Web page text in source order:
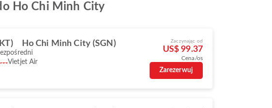
Ho Chi Minh City
Ho Chi Minh City (SGN)
Vietjet Air
Zaczynając od
US$ 99.37
Cena/os
Zarezerwuj